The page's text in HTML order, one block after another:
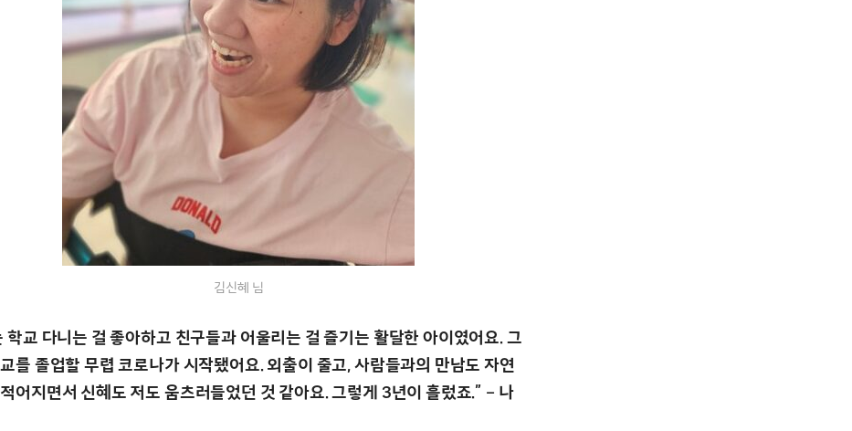
김신혜 님
학교 다니는 걸 좋아하고 친구들과 어울리는 걸 즐기는 활달한 아이였어요. 그
를 졸업할 무렵 코로나가 시작됐어요. 외출이 줄고, 사람들과의 만남도 자연
어지면서 신혜도 저도 움츠러들었던 것 같아요. 그렇게 3년이 흘렀죠.” – 나